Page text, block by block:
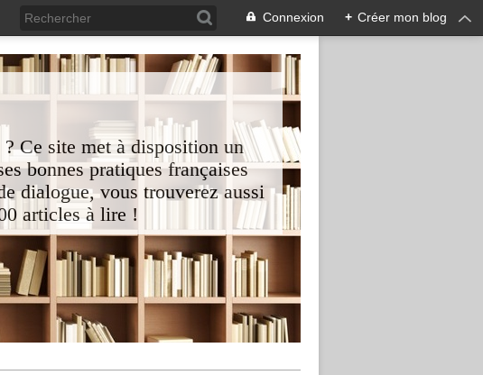
Connexion + Créer mon blog
Ce site met à disposition un
bonnes pratiques françaises
dialogue, vous trouverez aussi
articles à lire !